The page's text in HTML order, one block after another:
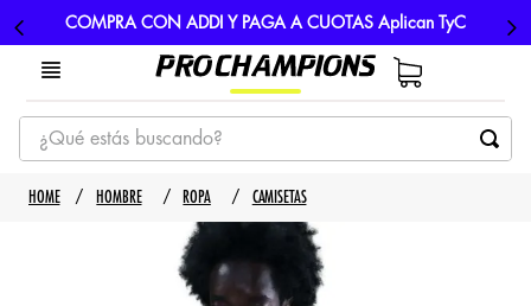
COMPRA CON ADDI Y PAGA A CUOTAS Aplican TyC
¿Qué estás buscando?
TÉRMINOS MÁS BUSCADOS
HOMBRE ROPA CAMISETAS